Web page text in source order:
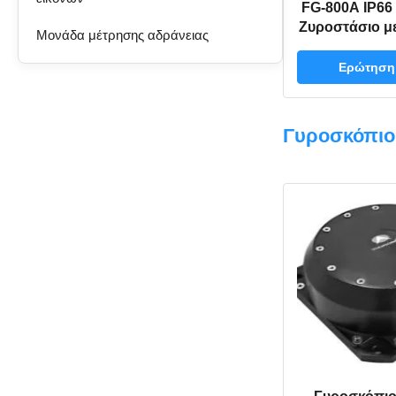
Μονάδα μέτρησης αδράνειας
FG-800A
Ζυροστάσιο
ακρίβεια